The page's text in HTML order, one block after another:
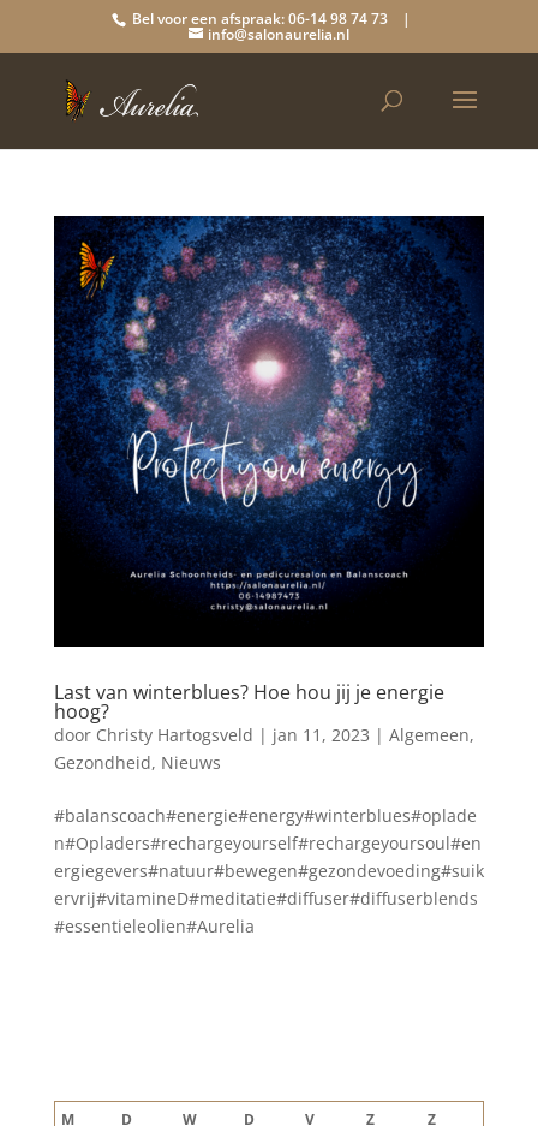
Bel voor een afspraak: 06-14 98 74 73 |
info@salonaurelia.nl
Last van winterblues? Hoe hou jij je energie
hoog?
door Christy Hartogsveld | jan 11, 2023 | Algemeen,
Gezondheid, Nieuws
#balanscoach#energie#energy#winterblues#oplade
n#Opladers#rechargeyourself#rechargeyoursoul#en
ergiegevers#natuur#bewegen#gezondevoeding#suik
ervrij#vitamineD#meditatie#diffuser#diffuserblends
#essentieleolien#Aurelia
M D W D V Z Z